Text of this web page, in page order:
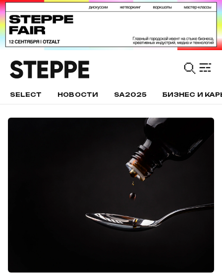
SELECT НОВОСТИ SA2025 БИЗНЕС И